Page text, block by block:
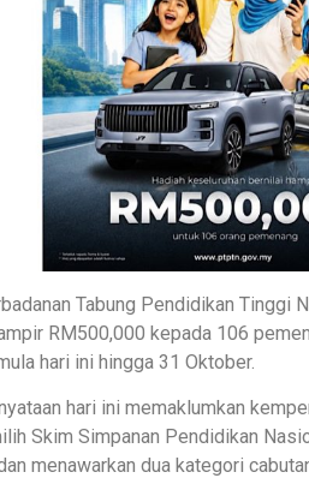
Tabung Pendidikan Tinggi
RM500,000 kepada 106
hari ini hingga 31 Oktober.
hari ini memaklumkan
Skim Simpanan Pendidikan
menawarkan dua kategori